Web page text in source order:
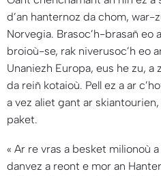
d’an hanternoz da chom, war-
Norvegia. Brasoc’h-brasañ eo
broioù-se, rak niverusoc’h eo
Unaniezh Europa, eus he zu, a
da reiñ kotaioù. Pell ez a ar
a vez aliet gant ar
paket.
« Ar re vras a besket milionoù
danvez a reont e mor an